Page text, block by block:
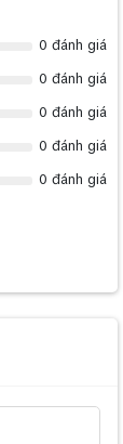
Galaxy
0 đánh giá
0 đánh giá
0 đánh giá
0 đánh giá
0 đánh giá